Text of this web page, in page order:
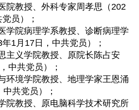
院教授、外科专家周孝思（202
员）；
学院病理学系教授、诊断病理学
1月17日，中共党员）；
主义学院教授、原院长陈占安
中共党员）；
环境学院教授、地理学家王恩涌
中共党员）；
院教授、原电脑科学技术研究所